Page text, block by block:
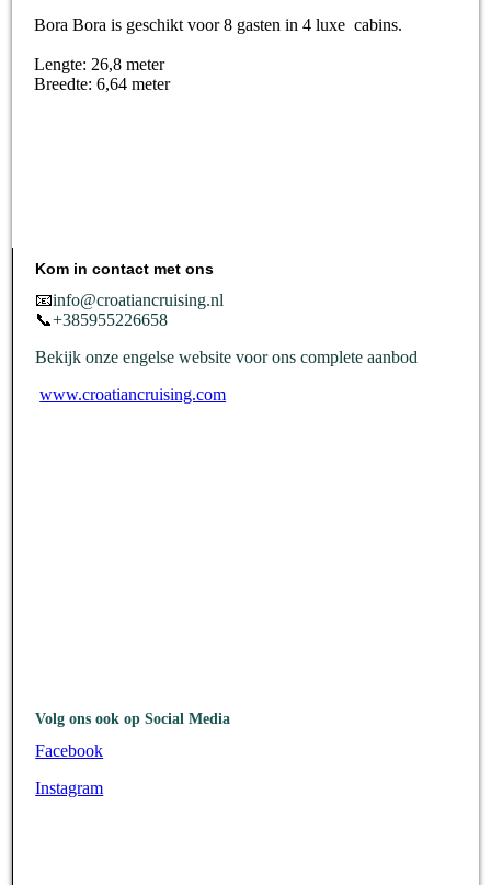
Bora Bora is geschikt voor 8 gasten in 4 luxe cabins.
Lengte: 26,8 meter
Breedte: 6,64 meter
Kom in contact met ons
📧info@croatiancruising.nl
📞+385955226658
Bekijk onze engelse website voor ons complete aanbod
www.croatiancruising.com
Volg ons ook op Social Media
Facebook
Instagram